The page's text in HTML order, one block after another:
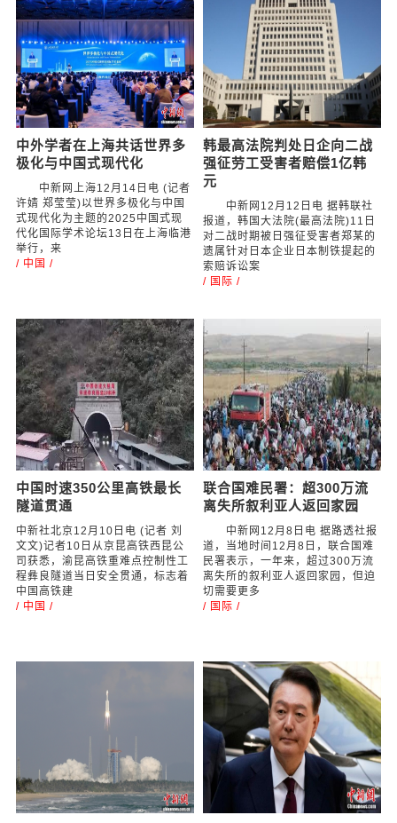
中外学者在上海共话世界多
极化与中国式现代化
中新网上海12月14日电 (记者
许婧 郑莹莹)以世界多极化与中国
式现代化为主题的2025中国式现
代化国际学术论坛13日在上海临港
举行，来
/ 中国 /
韩最高法院判处日企向二战
强征劳工受害者赔偿1亿韩
元
中新网12月12日电 据韩联社
报道，韩国大法院(最高法院)11日
对二战时期被日强征受害者郑某的
遗属针对日本企业日本制铁提起的
索赔诉讼案
/ 国际 /
中国时速350公里高铁最长
隧道贯通
中新社北京12月10日电 (记者 刘
文文)记者10日从京昆高铁西昆公
司获悉，渝昆高铁重难点控制性工
程彝良隧道当日安全贯通，标志着
中国高铁建
/ 中国 /
联合国难民署：超300万流
离失所叙利亚人返回家园
中新网12月8日电 据路透社报
道，当地时间12月8日，联合国难
民署表示，一年来，超过300万流
离失所的叙利亚人返回家园，但迫
切需要更多
/ 国际 /